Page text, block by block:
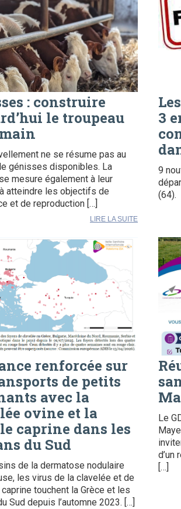
: construire
le troupeau
ne se résume pas au
génisses disponibles. La
mesure également à leur
atteindre les objectifs de
et de reproduction […]
LIRE LA SUITE
3
9
(64).
renforcée sur
de petits
avec la
ovine et la
caprine dans les
du Sud
de la dermatose nodulaire
les virus de la clavelée et de
touchent la Grèce et les
Sud depuis l’automne 2023. […]
Le
d’un
[…]